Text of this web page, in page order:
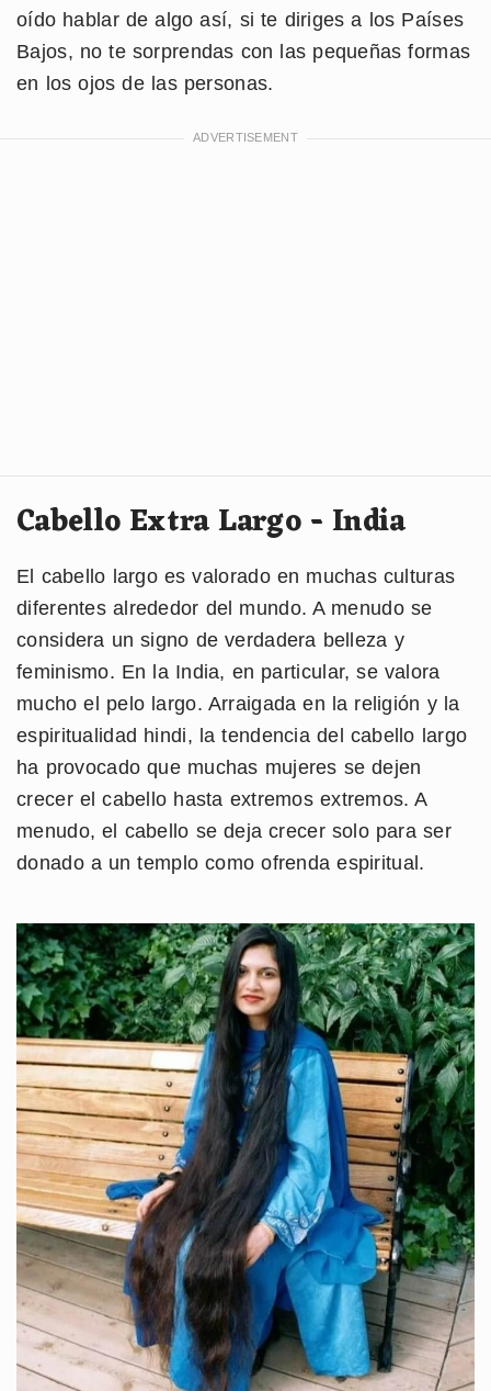
oído hablar de algo así, si te diriges a los Países
Bajos, no te sorprendas con las pequeñas formas
en los ojos de las personas.
Cabello Extra Largo - India
El cabello largo es valorado en muchas culturas
diferentes alrededor del mundo. A menudo se
considera un signo de verdadera belleza y
feminismo. En la India, en particular, se valora
mucho el pelo largo. Arraigada en la religión y la
espiritualidad hindi, la tendencia del cabello largo
ha provocado que muchas mujeres se dejen
crecer el cabello hasta extremos extremos. A
menudo, el cabello se deja crecer solo para ser
donado a un templo como ofrenda espiritual.